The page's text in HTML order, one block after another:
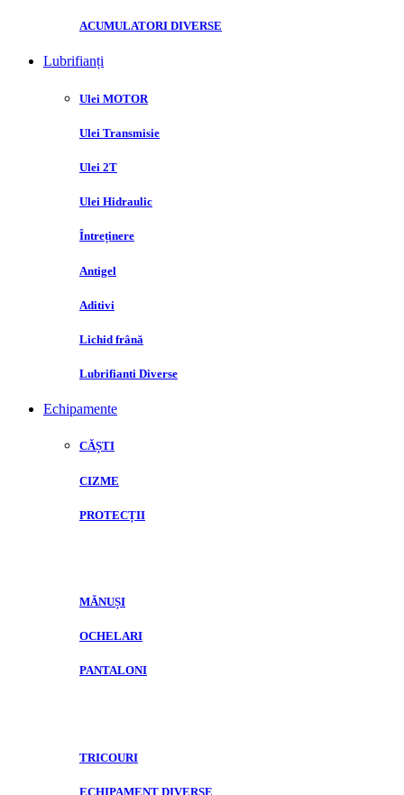
ACUMULATORI DIVERSE
Lubrifianți
Ulei MOTOR
Ulei Transmisie
Ulei 2T
Ulei Hidraulic
Întreținere
Antigel
Aditivi
Lichid frână
Lubrifianti Diverse
Echipamente
CĂȘTI
CIZME
PROTECȚII
MĂNUȘI
OCHELARI
PANTALONI
TRICOURI
ECHIPAMENT DIVERSE